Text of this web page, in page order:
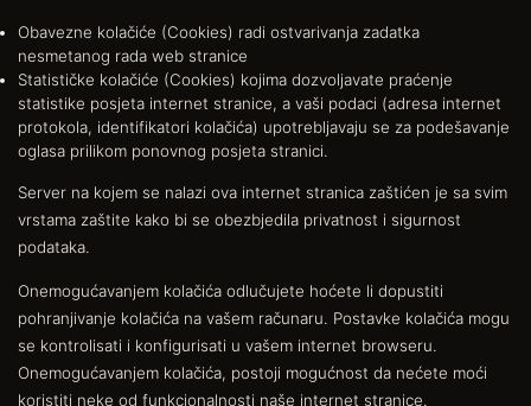
Obavezne kolačiće (Cookies) radi ostvarivanja zadatka
nesmetanog rada web stranice
Statističke kolačiće (Cookies) kojima dozvoljavate praćenje
statistike posjeta internet stranice, a vaši podaci (adresa internet
protokola, identifikatori kolačića) upotrebljavaju se za podešavanje
oglasa prilikom ponovnog posjeta stranici.
Server na kojem se nalazi ova internet stranica zaštićen je sa svim
vrstama zaštite kako bi se obezbjedila privatnost i sigurnost
podataka.
Onemogućavanjem kolačića odlučujete hoćete li dopustiti
pohranjivanje kolačića na vašem računaru. Postavke kolačića mogu
se kontrolisati i konfigurisati u vašem internet browseru.
Onemogućavanjem kolačića, postoji mogućnost da nećete moći
koristiti neke od funkcionalnosti naše internet stranice.